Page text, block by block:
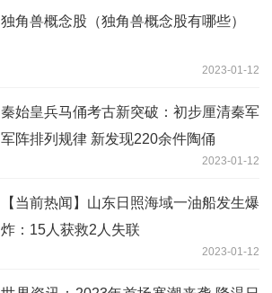
独角兽概念股（独角兽概念股有哪些）
2023-01-12
秦始皇兵马俑考古新突破：初步厘清秦军
军阵排列规律 新发现220余件陶俑
2023-01-12
【当前热闻】山东日照海域一油船发生爆
炸：15人获救2人失联
2023-01-12